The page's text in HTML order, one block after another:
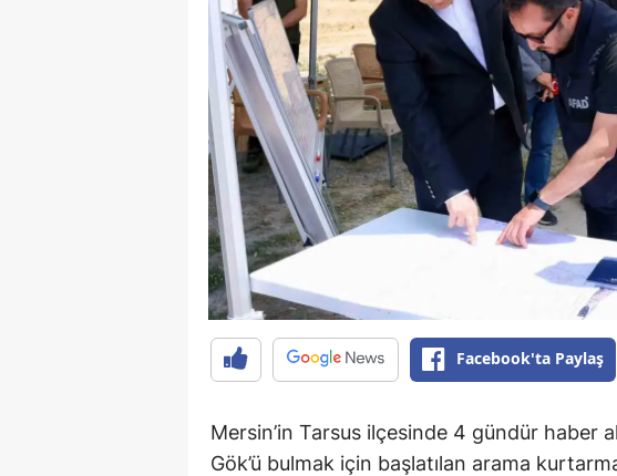
Facebook'ta Paylaş
Mersin’in Tarsus ilçesinde 4 gündür haber
Gök’ü bulmak için başlatılan arama